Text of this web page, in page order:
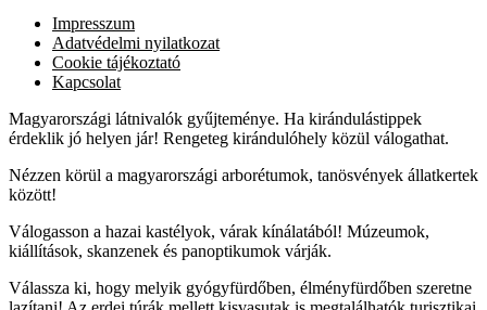
Impresszum
Adatvédelmi nyilatkozat
Cookie tájékoztató
Kapcsolat
Magyarországi látnivalók gyűjteménye. Ha kirándulástippek
érdeklik jó helyen jár! Rengeteg kirándulóhely közül válogathat.
Nézzen körül a magyarországi arborétumok, tanösvények állatkertek
között!
Válogasson a hazai kastélyok, várak kínálatából! Múzeumok,
kiállítások, skanzenek és panoptikumok várják.
Válassza ki, hogy melyik gyógyfürdőben, élményfürdőben szeretne